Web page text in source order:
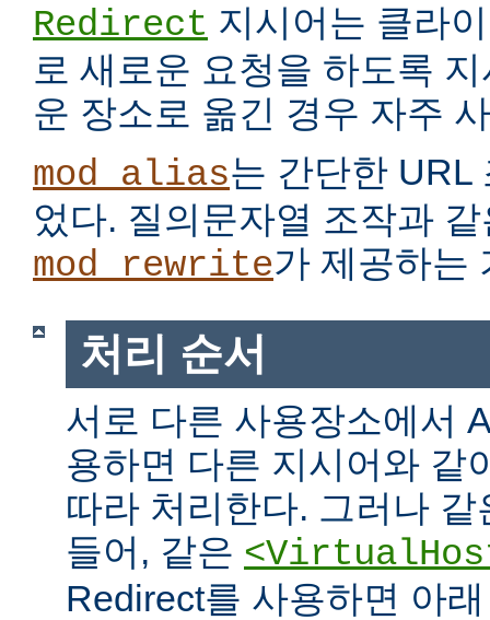
Redirect 지시어는 클라
로 새로운 요청을 하도록
운 장소로 옮긴 경우 자주
mod_alias는 간단한 URL
었다. 질의문자열 조작과
mod_rewrite가 제공하는
처리 순서
서로 다른 사용장소에서
용하면 다른 지시어와 같
따라 처리한다. 그러나
들어, 같은
Redirect를 사용하면 아